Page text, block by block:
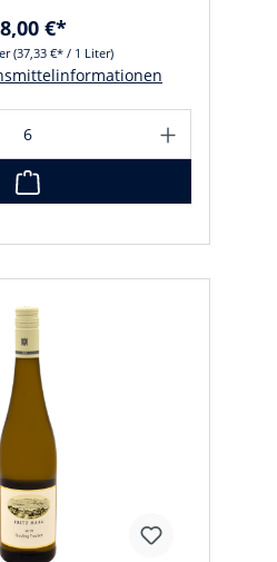
(37,33 €* / 1 Liter)
€*